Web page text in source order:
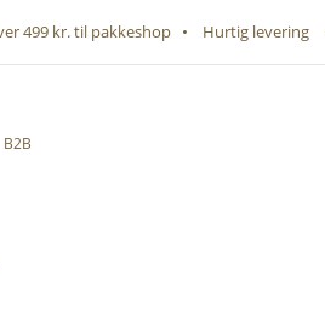
499 kr. til pakkeshop • Hurtig levering
B2B